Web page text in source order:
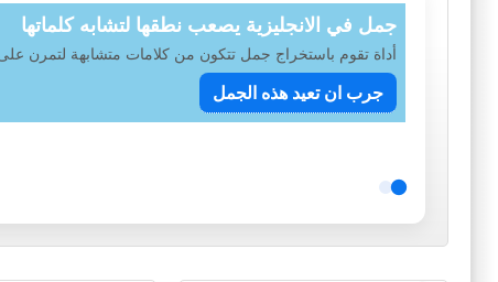
الكلام الذي تسمع او ستقول
اداة استخراج مجموعة من الجمل ستحتاجها